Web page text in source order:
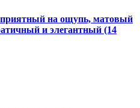
приятный на ощупь, матовый
и элегантный (14